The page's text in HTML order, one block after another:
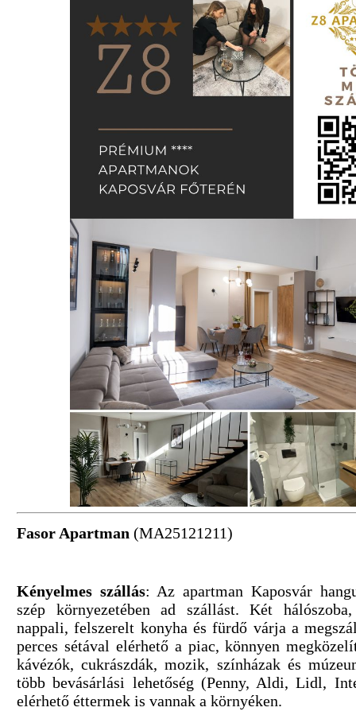
Fasor Apartman (MA25121211)
Kényelmes szállás: Az apartman Kaposvár
szép környezetében ad szállást. Két
nappali, felszerelt konyha és fürdő várja a
perces sétával elérhető a piac, könnyen
kávézók, cukrászdák, mozik, színházak és
több bevásárlási lehetőség (Penny, Aldi, Lidl,
elérhető éttermek is vannak a környéken.